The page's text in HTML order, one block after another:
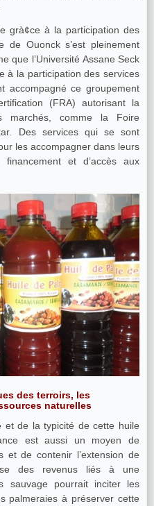
grà¢ce à la participation des
Ouonck s’est pleinement
que l’Université Assane Seck
à la participation des services
accompagné ce groupement
(FRA) autorisant la
marchés, comme la Foire
Des services qui se sont
les accompagner dans leurs
et d’accès aux
des terroirs, les
naturelles
et de la typicité de cette huile
est aussi un moyen de
et de contenir l’extension de
des revenus liés à une
sauvage pourrait inciter les
palmeraies à préserver cette